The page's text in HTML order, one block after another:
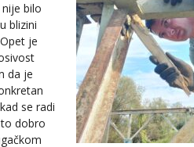
bilo
blizini
je
da je
se radi
dobro